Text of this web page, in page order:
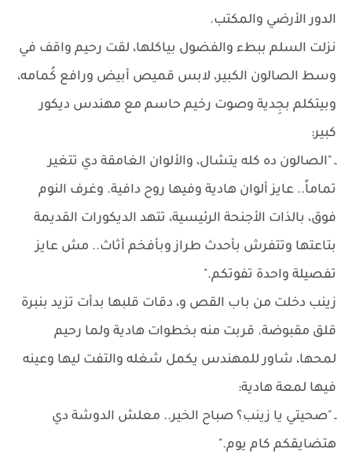
الدور الأرضي والمكتب.
نزلت السلم ببطء والفضول بياكلها، لقت رحيم واقف في
وسط الصالون الكبير، لابس قميص أبيض ورافع كُمامه،
وبيتكلم بجِدية وصوت رخيم حاسم مع مهندس ديكور
كبير:
ـ "الصالون ده كله يتشال، والألوان الغامقة دي تتغير
تماماً.. عايز ألوان هادية وفيها روح دافية. وغرف النوم
فوق، بالذات الأجنحة الرئيسية، تتهد الديكورات القديمة
بتاعتها وتتفرش بأحدث طراز وبأفخم أثاث.. مش عايز
تفصيلة واحدة تفوتكم."
زينب دخلت من باب القص و، دقات قلبها بدأت تزيد بنبرة
قلق مقبوضة. قربت منه بخطوات هادية ولما رحيم
لمحها، شاور للمهندس يكمل شغله والتفت ليها وعينه
فيها لمعة هادية:
ـ "صحيتي يا زينب؟ صباح الخير.. معلش الدوشة دي
هتضايقكم كام يوم."